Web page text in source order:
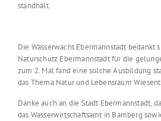
standhält.
Die Wasserwacht Ebermannstadt bedankt
Naturschutz Ebermannstadt für die
zum 2. Mal fand eine solche Ausbildung
das Thema Natur und Lebensraum
Danke auch an die Stadt Ebermannstadt,
das Wasserwirtschaftsamt in Bamberg